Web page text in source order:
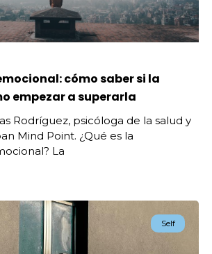
cómo saber si la
empezar a superarla
Rodríguez, psicóloga de la salud y
Mind Point. ¿Qué es la
La
Self